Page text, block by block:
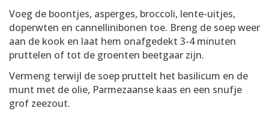
Voeg de boontjes, asperges, broccoli, lente-uitjes,
doperwten en cannellinibonen toe. Breng de soep weer
aan de kook en laat hem onafgedekt 3-4 minuten
pruttelen of tot de groenten beetgaar zijn.
Vermeng terwijl de soep pruttelt het basilicum en de
munt met de olie, Parmezaanse kaas en een snufje
grof zeezout.